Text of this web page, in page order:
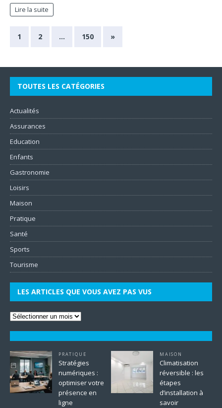
Lire la suite
1 2 … 150 »
TOUTES LES CATÉGORIES
Actualités
Assurances
Education
Enfants
Gastronomie
Loisirs
Maison
Pratique
Santé
Sports
Tourisme
LES ARTICLES QUE VOUS AVEZ PAS VUS
PRATIQUE
Stratégies
numériques :
optimiser votre
présence en
ligne
MAISON
Climatisation
réversible : les
étapes
d’installation à
savoir